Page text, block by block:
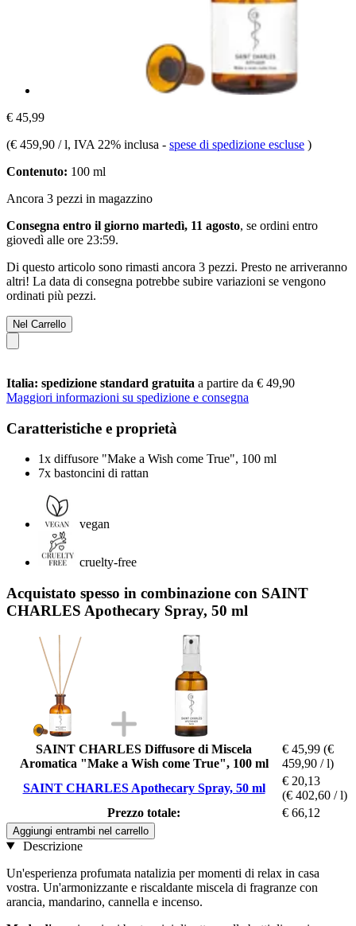
€ 45,99
(€ 459,90 / l, IVA 22% inclusa - spese di spedizione escluse )
Contenuto: 100 ml
Ancora 3 pezzi in magazzino
Consegna entro il giorno martedì, 11 agosto, se ordini entro
giovedì alle ore 23:59.
Di questo articolo sono rimasti ancora 3 pezzi. Presto ne arriveranno
altri! La data di consegna potrebbe subire variazioni se vengono
ordinati più pezzi.
Nel Carrello
Italia: spedizione standard gratuita a partire da € 49,90
Maggiori informazioni su spedizione e consegna
Caratteristiche e proprietà
1x diffusore "Make a Wish come True", 100 ml
7x bastoncini di rattan
vegan
cruelty-free
Acquistato spesso in combinazione con SAINT
CHARLES Apothecary Spray, 50 ml
SAINT CHARLES Diffusore di Miscela
Aromatica "Make a Wish come True", 100 ml
€ 45,99 (€
459,90 / l)
SAINT CHARLES Apothecary Spray, 50 ml
€ 20,13
(€ 402,60 / l)
Prezzo totale:
€ 66,12
Aggiungi entrambi nel carrello
Descrizione
Un'esperienza profumata natalizia per momenti di relax in casa
vostra. Un'armonizzante e riscaldante miscela di fragranze con
arancia, mandarino, cannella e incenso.